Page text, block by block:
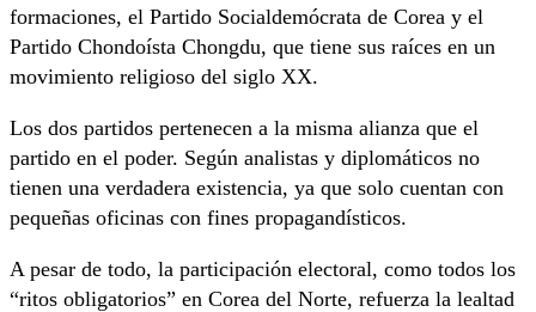
formaciones, el Partido Socialdemócrata de Corea y el
Partido Chondoísta Chongdu, que tiene sus raíces en un
movimiento religioso del siglo XX.
Los dos partidos pertenecen a la misma alianza que el
partido en el poder. Según analistas y diplomáticos no
tienen una verdadera existencia, ya que solo cuentan con
pequeñas oficinas con fines propagandísticos.
A pesar de todo, la participación electoral, como todos los
“ritos obligatorios” en Corea del Norte, refuerza la lealtad